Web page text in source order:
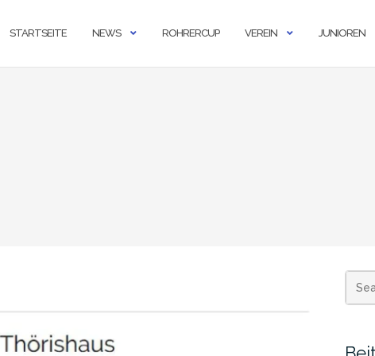
STARTSEITE NEWS ROHRERCUP VEREIN JUNIOREN